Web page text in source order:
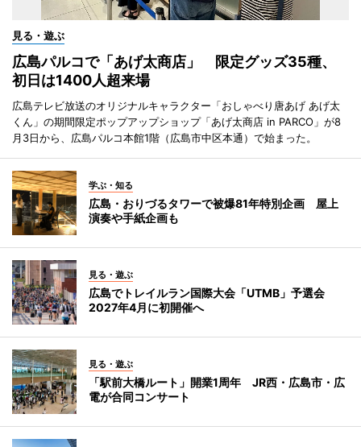
見る・遊ぶ
広島パルコで「あげ太商店」 限定グッズ35種、
初日は1400人超来場
広島テレビ放送のオリジナルキャラクター「おしゃべり唐あげ あげ太
くん」の期間限定ポップアップショップ「あげ太商店 in PARCO」が8
月3日から、広島パルコ本館1階（広島市中区本通）で始まった。
学ぶ・知る
広島・おりづるタワーで被爆81年特別企画 屋上
演奏や手紙企画も
見る・遊ぶ
広島でトレイルラン国際大会「UTMB」予選会
2027年4月に初開催へ
見る・遊ぶ
「駅前大橋ルート」開業1周年 JR西・広島市・広
電が合同コンサート